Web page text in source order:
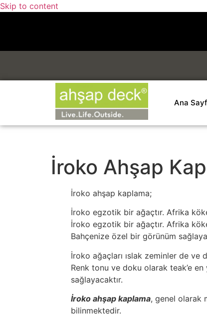
Skip to content
Ana
İroko Ahşap
İroko ahşap kaplama;
İroko egzotik bir ağaçtır. Afrika
İroko egzotik bir ağaçtır. Afrika
Bahçenize özel bir görünüm
İroko ağaçları ıslak zeminler de ve
Renk tonu ve doku olarak teak’e
sağlayacaktır.
İroko ahşap kaplama, genel olarak
bilinmektedir.